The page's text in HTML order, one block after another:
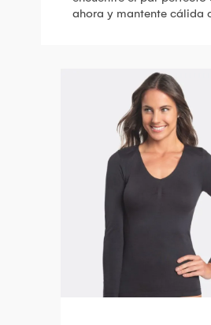
ahora y mantente cálida